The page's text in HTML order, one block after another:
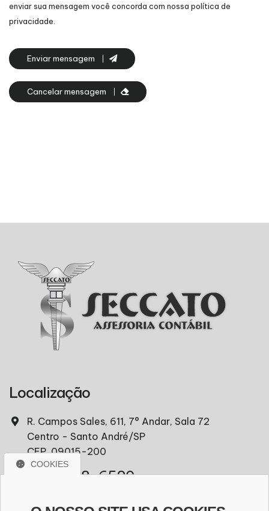
enviar sua mensagem você concorda com nossa política de
privacidade.
Enviar mensagem
Cancelar mensagem
Localização
R. Campos Sales, 611, 7° Andar, Sala 72
Centro - Santo André/SP
CEP. 09015-200
(11) 97418-6520
COOKIES